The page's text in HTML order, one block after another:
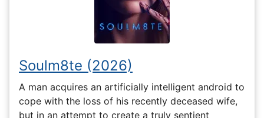
Soulm8te (2026)
A man acquires an artificially intelligent android to
cope with the loss of his recently deceased wife,
but in an attempt to create a truly sentient